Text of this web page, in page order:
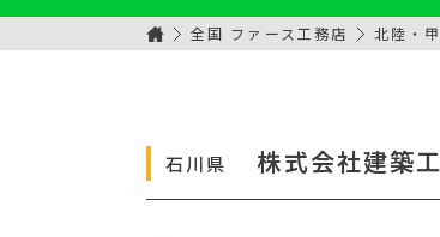
全国 ファース工務店 北陸・
石川県 株式会社建築